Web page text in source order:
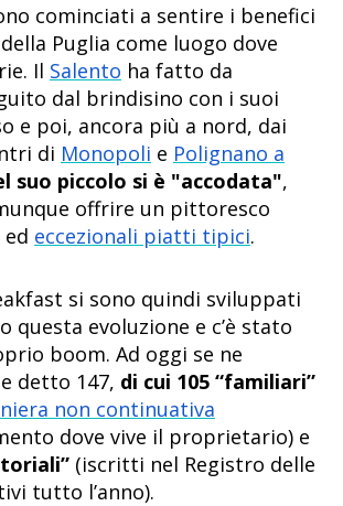
cominciati a sentire i benefici
Puglia come luogo dove
Il Salento ha fatto da
dal brindisino con i suoi
e poi, ancora più a nord, dai
di Monopoli e Polignano a
suo piccolo si è "accodata",
offrire un pittoresco
eccezionali piatti tipici.
si sono quindi sviluppati
questa evoluzione e c’è stato
boom. Ad oggi se ne
detto 147, di cui 105 “familiari”
non continuativa
dove vive il proprietario) e
(iscritti nel Registro delle
tutto l’anno).